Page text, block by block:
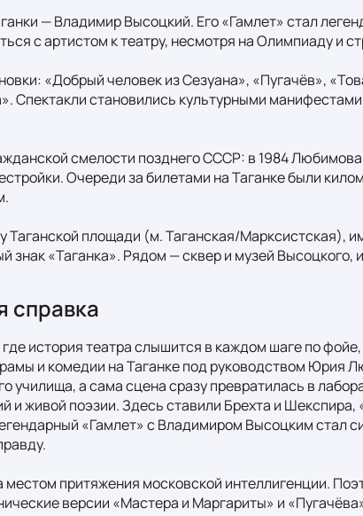
— Владимир Высоцкий. Его «Гамлет» стал
с артистом к театру, несмотря на Олимпиаду и
«Добрый человек из Сезуана», «Пугачёв»,
Спектакли становились культурными
смелости позднего СССР: в 1984
Очереди за билетами на Таганке были
Таганской площади (м. Таганская/Марксистская),
знак «Таганка». Рядом — сквер и музей Высоцкого,
справка
история театра слышится в каждом шаге по
и комедии на Таганке под руководством Юрия
училища, а сама сцена сразу превратилась в
и живой поэзии. Здесь ставили Брехта и
«Гамлет» с Владимиром Высоцким стал
местом притяжения московской интеллигенции.
версии «Мастера и Маргариты» и